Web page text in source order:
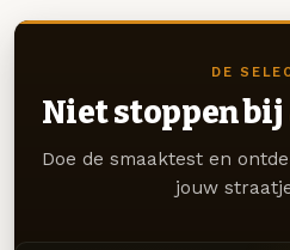
DE
Niet stoppen bij
Doe de smaaktest en
jouw